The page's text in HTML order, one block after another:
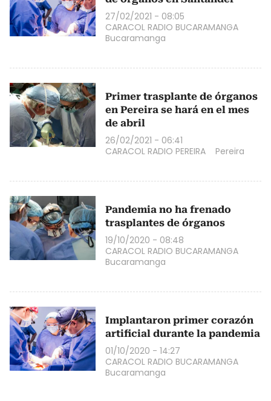
27/02/2021 - 08:05
CARACOL RADIO BUCARAMANGA
Bucaramanga
Primer trasplante de órganos
en Pereira se hará en el mes
de abril
26/02/2021 - 06:41
CARACOL RADIO PEREIRA
Pereira
Pandemia no ha frenado
trasplantes de órganos
19/10/2020 - 08:48
CARACOL RADIO BUCARAMANGA
Bucaramanga
Implantaron primer corazón
artificial durante la pandemia
01/10/2020 - 14:27
CARACOL RADIO BUCARAMANGA
Bucaramanga